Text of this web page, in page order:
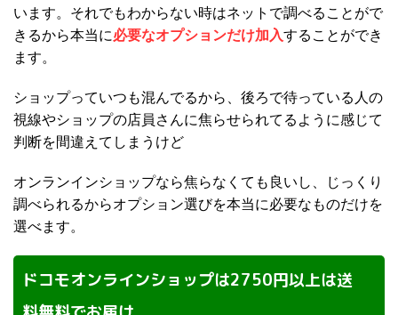
います。それでもわからない時はネットで調べることがで
きるから本当に必要なオプションだけ加入することができ
ます。
ショップっていつも混んでるから、後ろで待っている人の
視線やショップの店員さんに焦らせられてるように感じて
判断を間違えてしまうけど
オンランインショップなら焦らなくても良いし、じっくり
調べられるからオプション選びを本当に必要なものだけを
選べます。
ドコモオンラインショップは2750円以上は送